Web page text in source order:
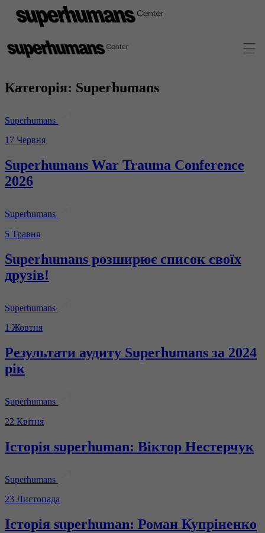
Категорія: Superhumans
Superhumans
17 Червня
Superhumans War Trauma Conference
2026
Superhumans
5 Травня
Superhumans розширює список своїх
друзів!
Superhumans
1 Жовтня
Результати аудиту Superhumans за 2024
рік
Superhumans
22 Квітня
Історія superhuman: Віктор Нестерчук
Superhumans
23 Листопада
Історія superhuman: Роман Купріненко